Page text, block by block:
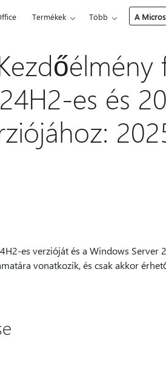
Termékek Több A
es és
es verzióját és a Windows Server
vonatkozik, és csak akkor